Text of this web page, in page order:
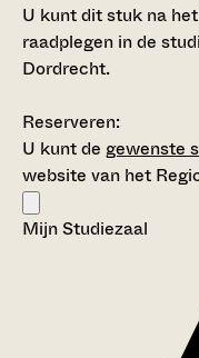
U kunt dit stuk na
raadplegen in de
Dordrecht.
Reserveren:
U kunt de gewenste
website van het
Mijn Studiezaal